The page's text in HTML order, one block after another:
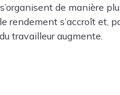
de manière
rendement s’accroît et,
travailleur augmente.